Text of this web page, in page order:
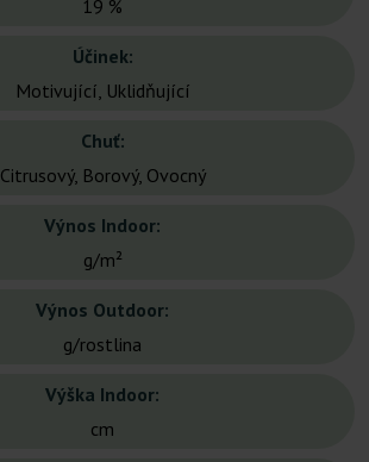
19 %
Účinek:
Motivující, Uklidňující
Chuť:
Citrusový, Borový, Ovocný
Výnos Indoor:
g/m²
Výnos Outdoor:
g/rostlina
Výška Indoor:
cm